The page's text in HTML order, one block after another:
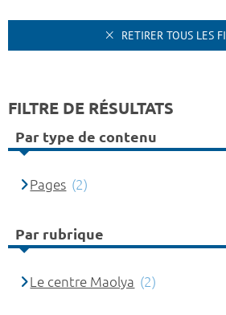
RETIRER TOUS LES
FILTRE DE RÉSULTATS
Par type de contenu
Pages (2)
Par rubrique
Le centre Maolya (2)